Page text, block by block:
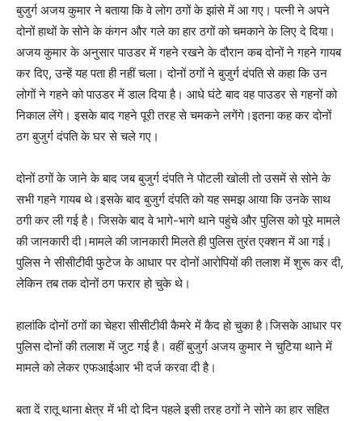
बुजुर्ग अजय कुमार ने बताया कि वे लोग ठगों के झांसे में आ गए। पत्नी ने अपने
दोनों हाथों के सोने के कंगन और गले का हार ठगों को चमकाने के लिए दे दिया।
अजय कुमार के अनुसार पाउडर में गहने रखने के दौरान कब दोनों ने गहने गायब
कर दिए, उन्हें यह पता ही नहीं चला। दोनों ठगों ने बुजुर्ग दंपति से कहा कि उन
लोगों ने गहने को पाउडर में डाल दिया है। आधे घंटे बाद वह पाउडर से गहनों को
निकाल लेंगे। इसके बाद गहने पूरी तरह से चमकने लगेंगे।इतना कह कर दोनों
ठग बुजुर्ग दंपति के घर से चले गए।
दोनों ठगों के जाने के बाद जब बुजुर्ग दंपति ने पोटली खोली तो उसमें से सोने के
सभी गहने गायब थे।इसके बाद बुजुर्ग दंपति को यह समझ आया कि उनके साथ
ठगी कर ली गई है। जिसके बाद वे भागे-भागे थाने पहुंचे और पुलिस को पूरे मामले
की जानकारी दी।मामले की जानकारी मिलते ही पुलिस तुरंत एक्शन में आ गई।
पुलिस ने सीसीटीवी फुटेज के आधार पर दोनों आरोपियों की तलाश में शुरू कर दी,
लेकिन तब तक दोनों ठग फरार हो चुके थे।
हालांकि दोनों ठगों का चेहरा सीसीटीवी कैमरे में कैद हो चुका है।जिसके आधार पर
पुलिस दोनों की तलाश में जुट गई है। वहीं बुजुर्ग अजय कुमार ने चुटिया थाने में
मामले को लेकर एफआईआर भी दर्ज करवा दी है।
बता दें रातू थाना क्षेत्र में भी दो दिन पहले इसी तरह ठगों ने सोने का हार सहित